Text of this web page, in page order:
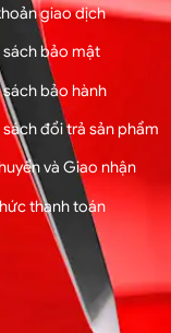
giao dịch
sách bảo mật
sách bảo hành
sách đổi trả sản phẩm
và Giao nhận
thanh toán